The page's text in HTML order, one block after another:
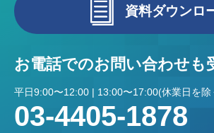
資料ダウンロ
お電話でのお問い合わせも
平日9:00〜12:00 | 13:00〜17:00(休業日を除
03-4405-1878